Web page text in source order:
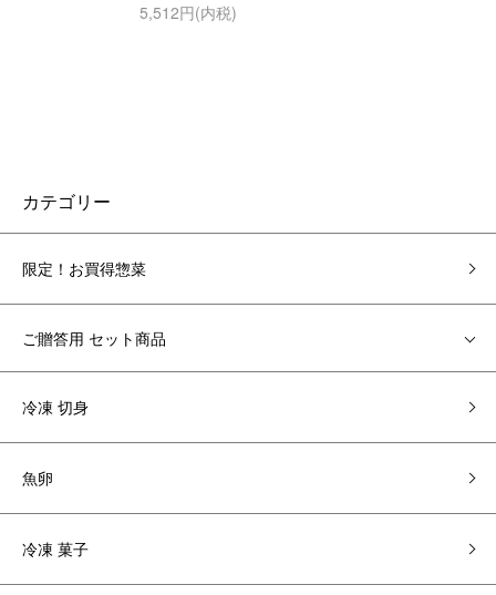
5,512円(内税)
カテゴリー
限定！お買得惣菜
ご贈答用 セット商品
冷凍 切身
魚卵
冷凍 菓子